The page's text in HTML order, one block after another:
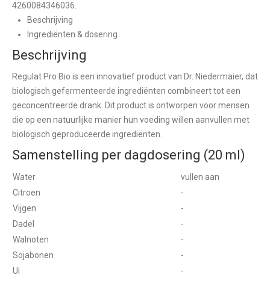
4260084346036.
Beschrijving
Ingrediënten & dosering
Beschrijving
Regulat Pro Bio is een innovatief product van Dr. Niedermaier, dat
biologisch gefermenteerde ingrediënten combineert tot een
geconcentreerde drank. Dit product is ontworpen voor mensen
die op een natuurlijke manier hun voeding willen aanvullen met
biologisch geproduceerde ingrediënten.
Samenstelling per dagdosering (20 ml)
Water
vullen aan
Citroen
-
Vijgen
-
Dadel
-
Walnoten
-
Sojabonen
-
Ui
-